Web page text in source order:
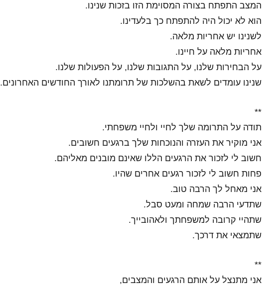
המצב התפתח בצורה המסוימת הזו בזכות שנינו.
הוא לא יכול היה להתפתח כך בלעדינו.
לשנינו יש אחריות מלאה.
אחריות מלאה על חיינו.
על הבחירות שלנו, על התגובות שלנו, על הפעולות שלנו.
שנינו עומדים לשאת בהשלכות של תרומתנו לאורך החודשים האחרונים.
**
תודה על התרומה שלך לחיי ולחיי משפחתי.
אני מוקיר את העזרה והנוכחות שלך ברגעים חשובים.
חשוב לי לזכור את הרגעים הללו שאינם מובנים מאליהם.
פחות חשוב לי לזכור רגעים אחרים שהיו.
אני מאחל לך הרבה טוב.
שתדעי הרבה שמחה ומעט סבל.
שתהיי קרובה למשפחתך ולאהובייך.
שתמצאי את דרכך.
**
אני מתנצל על אותם הרגעים והמצבים,